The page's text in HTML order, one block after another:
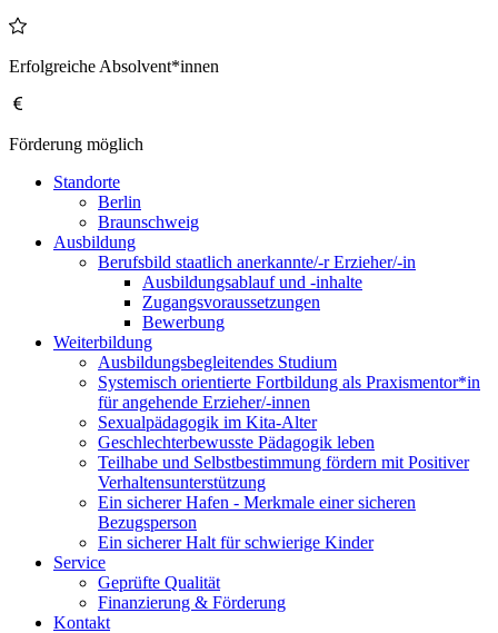
Erfolgreiche Absolvent*innen
Förderung möglich
Standorte
Berlin
Braunschweig
Ausbildung
Berufsbild staatlich anerkannte/-r Erzieher/-in
Ausbildungsablauf und -inhalte
Zugangsvoraussetzungen
Bewerbung
Weiterbildung
Ausbildungsbegleitendes Studium
Systemisch orientierte Fortbildung als Praxismentor*in
für angehende Erzieher/-innen
Sexualpädagogik im Kita-Alter
Geschlechterbewusste Pädagogik leben
Teilhabe und Selbstbestimmung fördern mit Positiver
Verhaltensunterstützung
Ein sicherer Hafen - Merkmale einer sicheren
Bezugsperson
Ein sicherer Halt für schwierige Kinder
Service
Geprüfte Qualität
Finanzierung & Förderung
Kontakt